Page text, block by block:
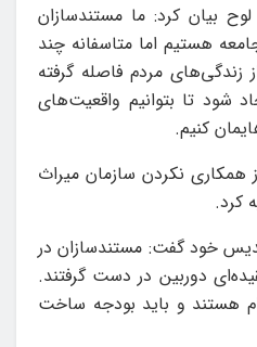
بیان کرد: ما مستندسازان
هستیم اما متاسفانه چند
مردم فاصله گرفته
شود تا بتوانیم واقعیت‌های
کنیم.
همکاری نکردن سازمان میراث
کرد.
خود گفت: مستندسازان در
با هر عقیده‌ای دوربین در دست گرفتند.
هستند ‌و باید بودجه ساخت